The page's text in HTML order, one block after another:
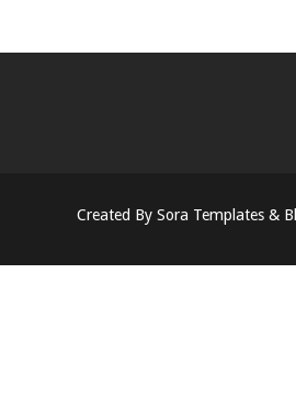
Created By Sora Templates &